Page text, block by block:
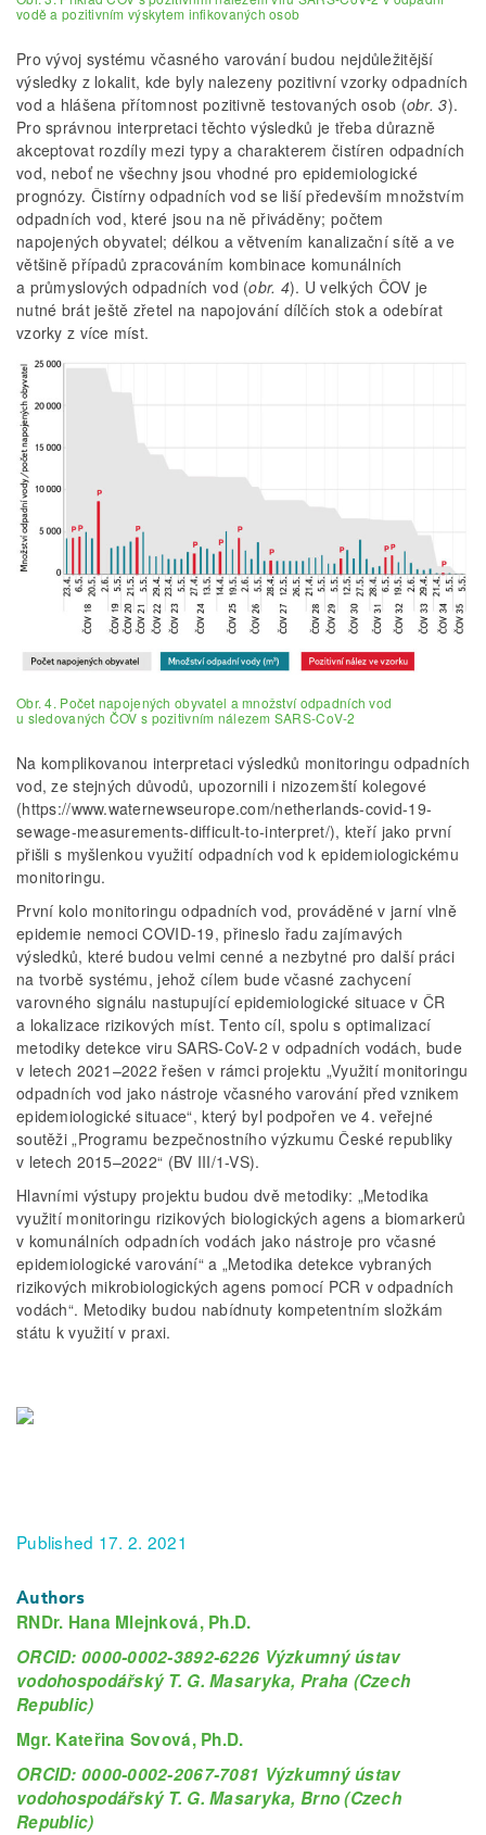
vodě a pozitivním výskytem infikovaných osob
Pro vývoj systému včasného varování budou nejdůležitější
výsledky z lokalit, kde byly nalezeny pozitivní vzorky odpadních
vod a hlášena přítomnost pozitivně testovaných osob (obr. 3).
Pro správnou interpretaci těchto výsledků je třeba důrazně
akceptovat rozdíly mezi typy a charakterem čistíren odpadních
vod, neboť ne všechny jsou vhodné pro epidemiologické
prognózy. Čistírny odpadních vod se liší především množstvím
odpadních vod, které jsou na ně přiváděny; počtem
napojených obyvatel; délkou a větvením kanalizační sítě a ve
většině případů zpracováním kombinace komunálních
a průmyslových odpadních vod (obr. 4). U velkých ČOV je
nutné brát ještě zřetel na napojování dílčích stok a odebírat
vzorky z více míst.
Obr. 4. Počet napojených obyvatel a množství odpadních vod
u sledovaných ČOV s pozitivním nálezem SARS-CoV-2
Na komplikovanou interpretaci výsledků monitoringu odpadních
vod, ze stejných důvodů, upozornili i nizozemští kolegové
(https://www.waternewseurope.com/netherlands-covid-19-
sewage-measurements-difficult-to-interpret/), kteří jako první
přišli s myšlenkou využití odpadních vod k epidemiologickému
monitoringu.
První kolo monitoringu odpadních vod, prováděné v jarní vlně
epidemie nemoci COVID-19, přineslo řadu zajímavých
výsledků, které budou velmi cenné a nezbytné pro další práci
na tvorbě systému, jehož cílem bude včasné zachycení
varovného signálu nastupující epidemiologické situace v ČR
a lokalizace rizikových míst. Tento cíl, spolu s optimalizací
metodiky detekce viru SARS-CoV-2 v odpadních vodách, bude
v letech 2021–2022 řešen v rámci projektu „Využití monitoringu
odpadních vod jako nástroje včasného varování před vznikem
epidemiologické situace“, který byl podpořen ve 4. veřejné
soutěži „Programu bezpečnostního výzkumu České republiky
v letech 2015–2022“ (BV III/1-VS).
Hlavními výstupy projektu budou dvě metodiky: „Metodika
využití monitoringu rizikových biologických agens a biomarkerů
v komunálních odpadních vodách jako nástroje pro včasné
epidemiologické varování“ a „Metodika detekce vybraných
rizikových mikrobiologických agens pomocí PCR v odpadních
vodách“. Metodiky budou nabídnuty kompetentním složkám
státu k využití v praxi.
Published 17. 2. 2021
Authors
RNDr. Hana Mlejnková, Ph.D.
ORCID: 0000-0002-3892-6226 Výzkumný ústav
vodohospodářský T. G. Masaryka, Praha (Czech
Republic)
Mgr. Kateřina Sovová, Ph.D.
ORCID: 0000-0002-2067-7081 Výzkumný ústav
vodohospodářský T. G. Masaryka, Brno (Czech
Republic)